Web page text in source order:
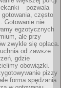
– pozwala
gotowania, często
Gotowanie nie
egzotycznych
ale przy
zwykle się opłaca.
od zawsze
gdzie
obowiązki.
pizzy
forma spędzania